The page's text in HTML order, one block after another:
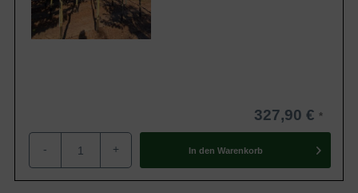
327,90 €
- + In den Warenkorb